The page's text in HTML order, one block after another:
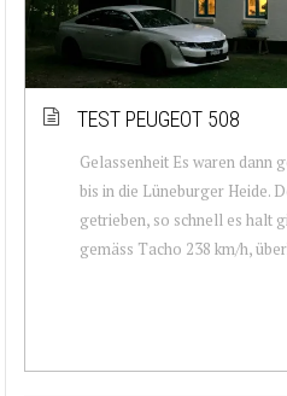
TEST PEUGEOT 508
Gelassenheit Es waren dann
bis in die Lüneburger Heide.
getrieben, so schnell es halt
gemäss Tacho 238 km/h,